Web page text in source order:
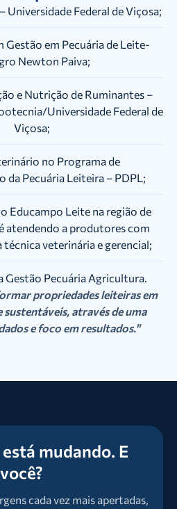
Universidade Federal de Viçosa;
Gestão em Pecuária de Leite-
Newton Paiva;
e Nutrição de Ruminantes –
Universidade Federal de
Viçosa;
no Programa de
da Pecuária Leiteira – PDPL;
Educampo Leite na região de
atendendo a produtores com
técnica veterinária e gerencial;
Gestão Pecuária Agricultura.
propriedades leiteiras em
através de uma
e foco em resultados."
mudando. E
você?
cada vez mais apertadas,